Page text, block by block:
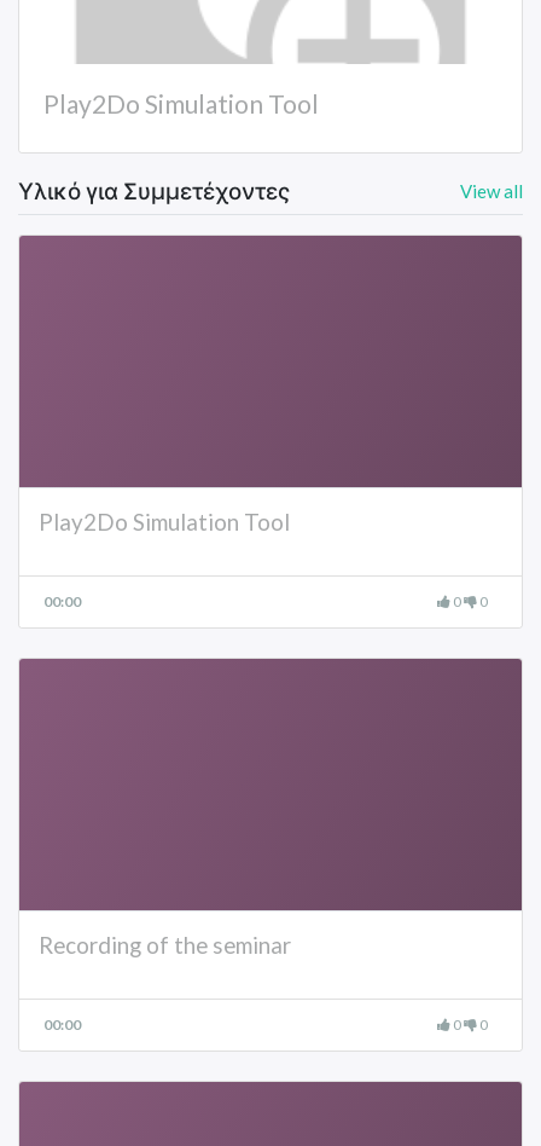
Play2Do Simulation Tool
Υλικό για Συμμετέχοντες View all
Play2Do Simulation Tool
00:00 0 0
Recording of the seminar
00:00 0 0